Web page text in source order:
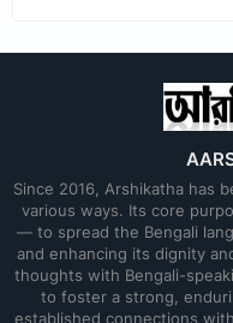
Since 2016, Arshikatha has
various ways. Its core
— to spread the Bengali
and enhancing its dignity
thoughts with Bengali-
to foster a strong,
established connections